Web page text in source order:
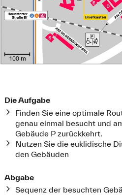
Die Aufgabe
Finden Sie eine optimale
genau einmal besucht und
Gebäude P zurückkehrt.
Nutzen Sie die euklidische
den Gebäuden
Abgabe
Sequenz der besuchten